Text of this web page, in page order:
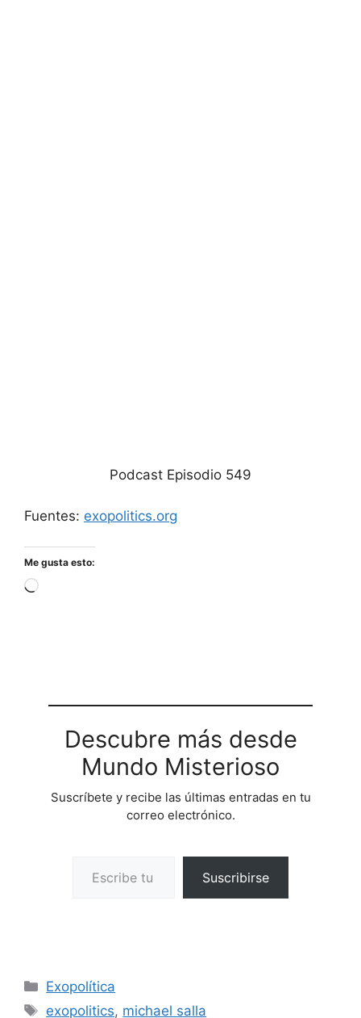
Podcast Episodio 549
Fuentes: exopolitics.org
Me gusta esto:
Cargando...
Descubre más desde
Mundo Misterioso
Suscríbete y recibe las últimas entradas en tu
correo electrónico.
Suscribirse
Categorías
Exopolítica
Etiquetas
exopolitics, michael salla